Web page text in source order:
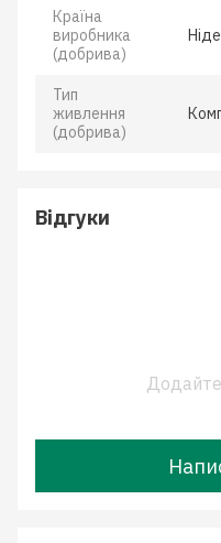
Країна
виробника
(добрива)
Тип
живлення
(добрива)
Відгуки